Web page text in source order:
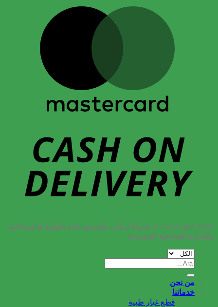
Copyright 2026 ©
شركة ايرالب للمستودعات الطبية والصيدلانية
والتجارة الصناعية المحدودة
البحث
عن:
من نحن
خدماتنا
قطع غيار طبية